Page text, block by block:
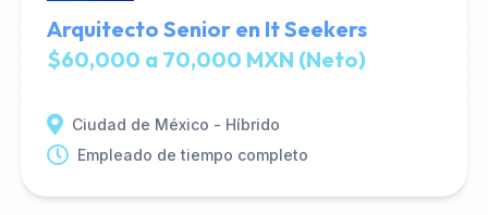
Arquitecto Senior en It Seekers
$60,000 a 70,000 MXN (Neto)
Ciudad de México - Híbrido
Empleado de tiempo completo